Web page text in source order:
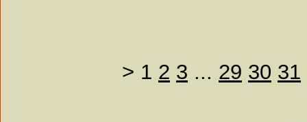
> 1 2 3 ... 29 30 31